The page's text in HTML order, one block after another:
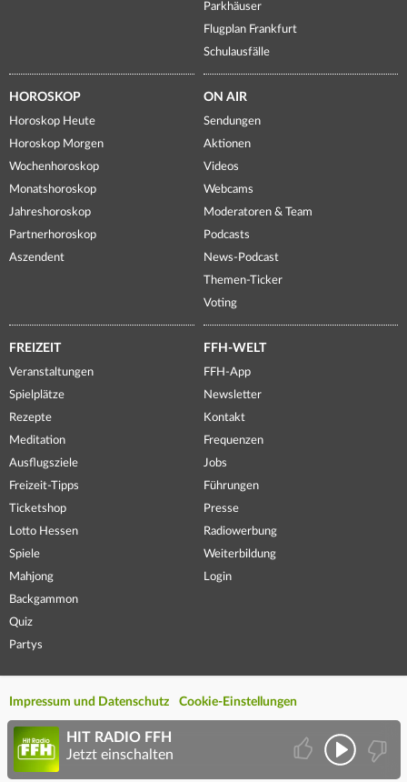
Parkhäuser
Flugplan Frankfurt
Schulausfälle
HOROSKOP
Horoskop Heute
Horoskop Morgen
Wochenhoroskop
Monatshoroskop
Jahreshoroskop
Partnerhoroskop
Aszendent
ON AIR
Sendungen
Aktionen
Videos
Webcams
Moderatoren & Team
Podcasts
News-Podcast
Themen-Ticker
Voting
FREIZEIT
Veranstaltungen
Spielplätze
Rezepte
Meditation
Ausflugsziele
Freizeit-Tipps
Ticketshop
Lotto Hessen
Spiele
Mahjong
Backgammon
Quiz
Partys
FFH-WELT
FFH-App
Newsletter
Kontakt
Frequenzen
Jobs
Führungen
Presse
Radiowerbung
Weiterbildung
Login
Impressum und Datenschutz Cookie-Einstellungen
HIT RADIO FFH
Jetzt einschalten